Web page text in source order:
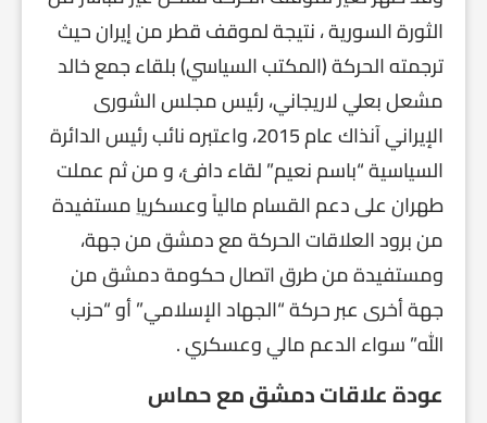
الثورة السورية ، نتيجة لموقف قطر من إيران حيث
ترجمته الحركة (المكتب السياسي) بلقاء جمع خالد
مشعل بعلي لاريجاني، رئيس مجلس الشورى
الإيراني آنذاك عام 2015، واعتبره نائب رئيس الدائرة
السياسية “باسم نعيم” لقاء دافئ، و من ثم عملت
طهران على دعم القسام مالياً وعسكرياِ مستفيدة
من برود العلاقات الحركة مع دمشق من جهة،
ومستفيدة من طرق اتصال حكومة دمشق من
جهة أخرى عبر حركة “الجهاد الإسلامي” أو “حزب
الله” سواء الدعم مالي وعسكري .
عودة علاقات دمشق مع حماس